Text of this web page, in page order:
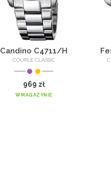
Candino C4711/H
COUPLE CLASSIC
969 zł
W MAGAZYNIE